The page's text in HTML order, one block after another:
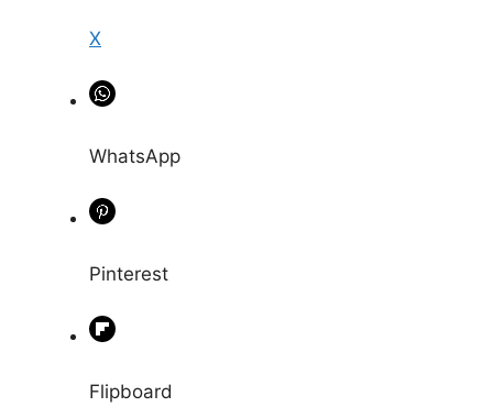
X
WhatsApp
Pinterest
Flipboard